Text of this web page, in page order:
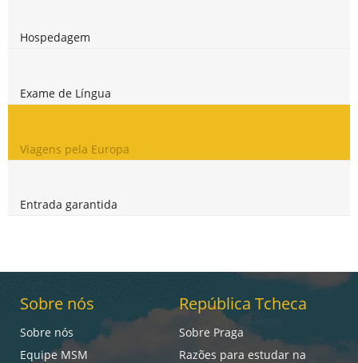
Hospedagem
Exame de Língua
Viagens pela Europa
Entrada garantida
Sobre nós
Sobre nós
Equipe MSM
República Tcheca
Sobre Praga
Razões para estudar na